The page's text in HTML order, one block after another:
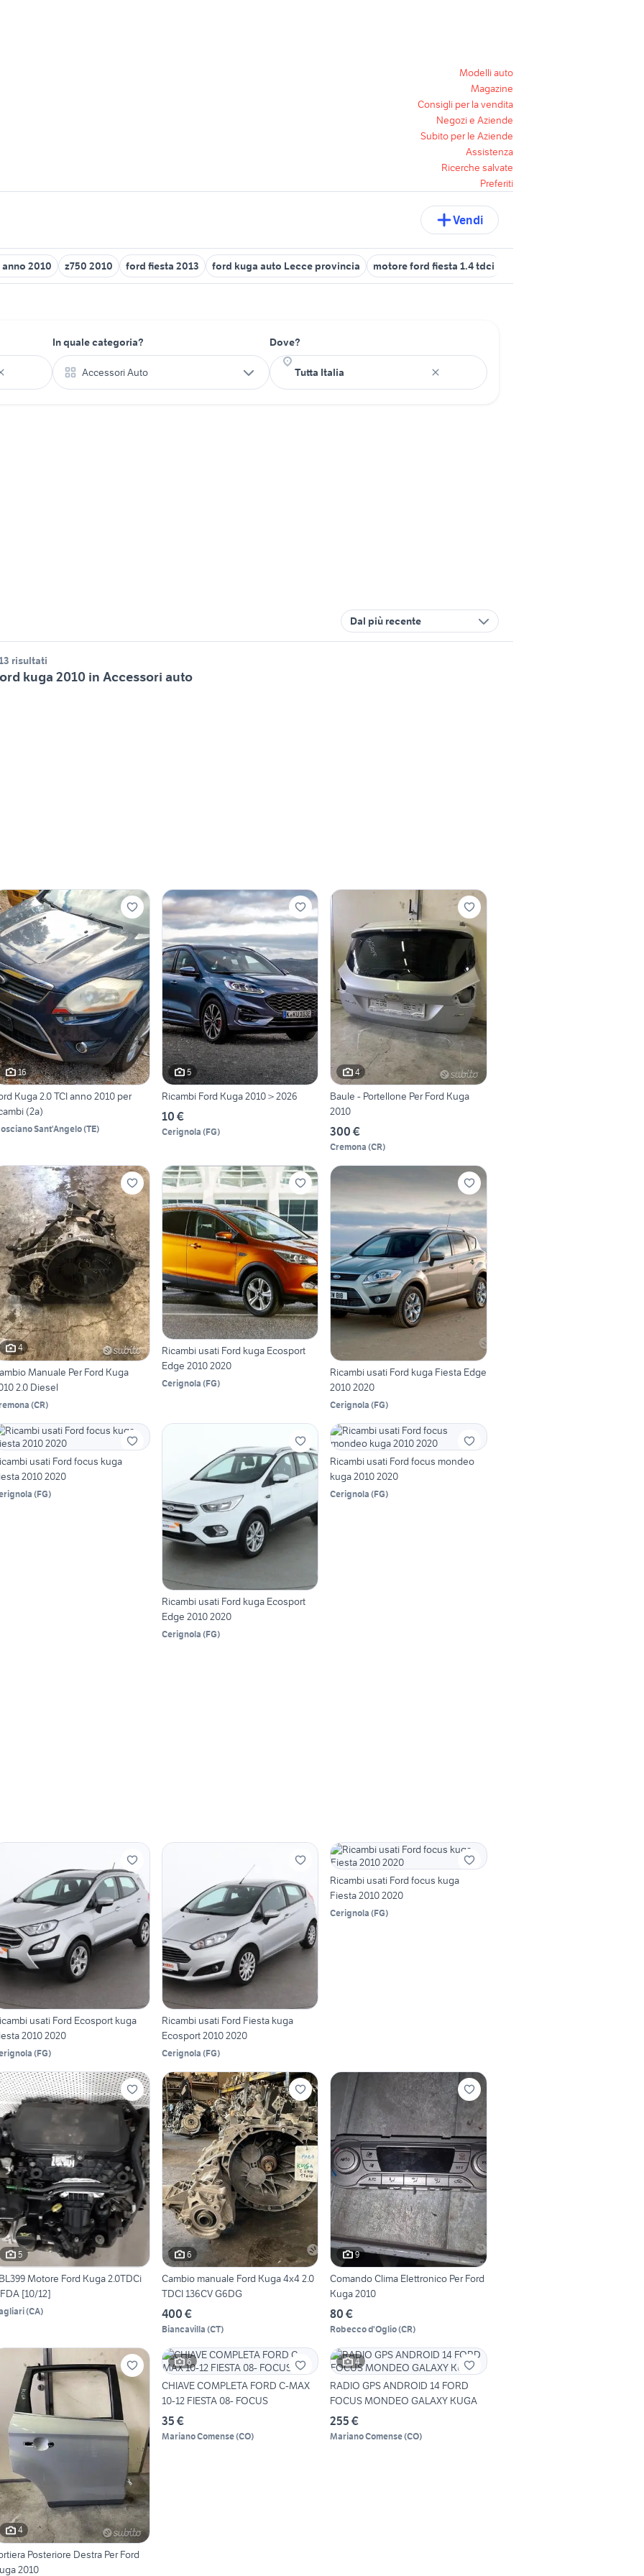
Modelli auto
Magazine
Consigli per la vendita
Negozi e Aziende
Subito per le Aziende
Assistenza
Ricerche salvate
Preferiti
Vendi
2010 z750 2010 ford fiesta 2013 ford kuga auto Lecce provincia motore ford fiesta 1.4 tdci
In quale categoria?
Accessori Auto
Dove?
Dal più recente
risultati
kuga 2010 in Accessori auto
16
Kuga 2.0 TCI anno 2010 per
(2a)
Sant'Angelo(TE)
5
Ricambi Ford Kuga 2010 > 2026
10 €
Cerignola (FG)
4
Baule - Portellone Per Ford Kuga
2010
300 €
Cremona (CR)
4
Manuale Per Ford Kuga
2.0 Diesel
(CR)
Ricambi usati Ford kuga Ecosport
Edge 2010 2020
Cerignola (FG)
Ricambi usati Ford kuga Fiesta Edge
2010 2020
Cerignola (FG)
usati Ford focus kuga
2010 2020
(FG)
Ricambi usati Ford kuga Ecosport
Edge 2010 2020
Cerignola (FG)
Ricambi usati Ford focus mondeo
kuga 2010 2020
Cerignola (FG)
usati Ford Ecosport kuga
2010 2020
(FG)
Ricambi usati Ford Fiesta kuga
Ecosport 2010 2020
Cerignola (FG)
Ricambi usati Ford focus kuga
Fiesta 2010 2020
Cerignola (FG)
5
Motore Ford Kuga 2.0TDCi
[10/12]
(CA)
6
Cambio manuale Ford Kuga 4x4 2.0
TDCI 136CV G6DG
400 €
Biancavilla (CT)
9
Comando Clima Elettronico Per Ford
Kuga 2010
80 €
Robecco d'Oglio(CR)
4
Posteriore Destra Per Ford
2010
6
CHIAVE COMPLETA FORD C-MAX
10-12 FIESTA 08- FOCUS
35 €
Mariano Comense(CO)
4
RADIO GPS ANDROID 14 FORD
FOCUS MONDEO GALAXY KUGA
255 €
Mariano Comense(CO)